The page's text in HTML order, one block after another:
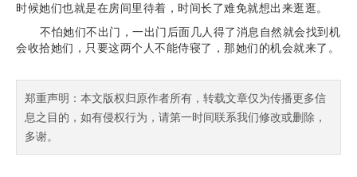
时候她们也就是在房间里待着，时间长了难免就想出来逛逛。
不怕她们不出门，一出门后面几人得了消息自然就会找到机
会收拾她们，只要这两个人不能侍寝了，那她们的机会就来了。
郑重声明：本文版权归原作者所有，转载文章仅为传播更多信
息之目的，如有侵权行为，请第一时间联系我们修改或删除，
多谢。